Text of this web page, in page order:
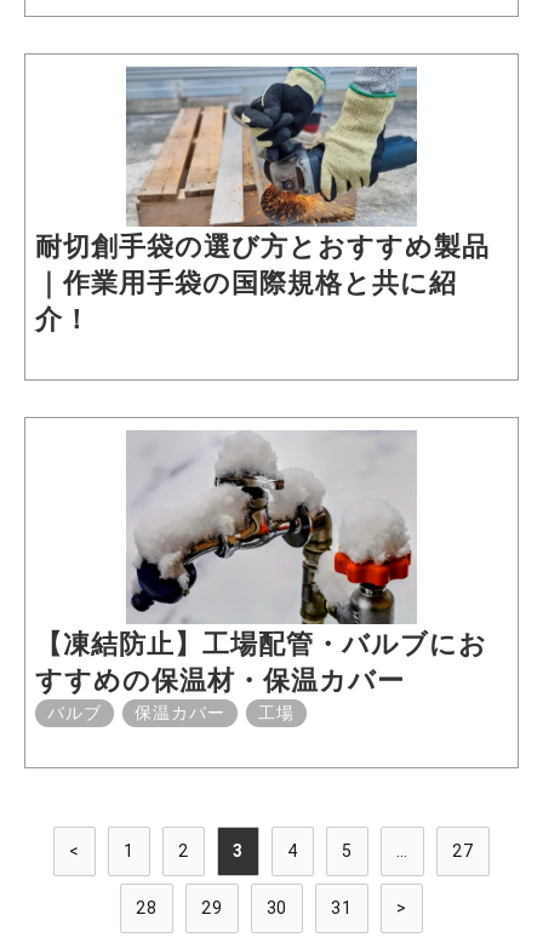
耐切創手袋の選び方とおすすめ製品
｜作業用手袋の国際規格と共に紹
介！
【凍結防止】工場配管・バルブにお
すすめの保温材・保温カバー
バルブ 保温カバー 工場
< 1 2 3 4 5 27
28 29 30 31 >